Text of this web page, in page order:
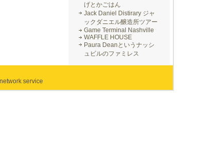
げとかごはん
Jack Daniel Distirary ジャ
ックダニエル醸造所ツアー
Game Terminal Nashville
WAFFLE HOUSE
Paura Deanというナッシ
ュビルのファミレス
service